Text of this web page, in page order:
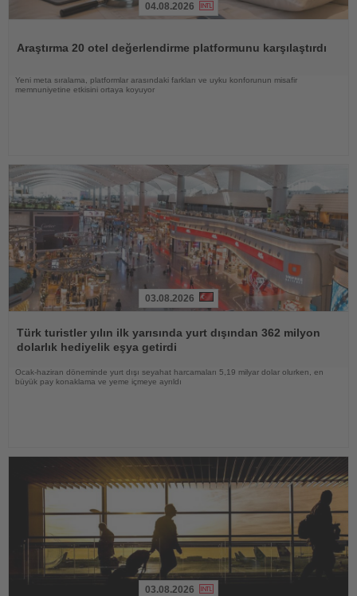
04.08.2026
Araştırma 20 otel değerlendirme platformunu karşılaştırdı
Yeni meta sıralama, platformlar arasındaki farkları ve uyku konforunun misafir
memnuniyetine etkisini ortaya koyuyor
Oku
03.08.2026
Türk turistler yılın ilk yarısında yurt dışından 362 milyon
dolarlık hediyelik eşya getirdi
Ocak-haziran döneminde yurt dışı seyahat harcamaları 5,19 milyar dolar olurken, en
büyük pay konaklama ve yeme içmeye ayrıldı
03.08.2026